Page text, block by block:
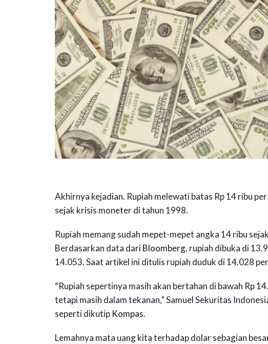
Akhirnya kejadian. Rupiah melewati batas Rp 14 ribu
sejak krisis moneter di tahun 1998.
Rupiah memang sudah mepet-mepet angka 14 ribu
Berdasarkan data dariBloomberg, rupiah dibuka di
14.053. Saat artikel ini ditulis rupiah duduk di 14.028
“Rupiah sepertinya masih akan bertahan di bawah Rp
tetapi masih dalam tekanan,” Samuel Sekuritas
seperti dikutip Kompas.
Lemahnya mata uang kita terhadap dolar sebagian